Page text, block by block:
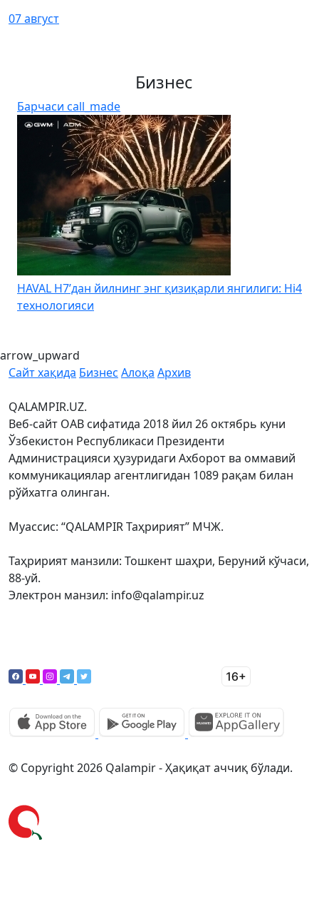
07 август
Бизнес
Барчаси call_made
Kia Uzbekistan – Kia Sonet учун йиллик 0% дан
бошланадиган муддатли тўловни эълон қилди
arrow_upward
Сайт хақида Бизнес Алоқа Архив
QALAMPIR.UZ.
Веб-сайт ОАВ сифатида 2018 йил 26 октябрь куни
Ўзбекистон Республикаси Президенти
Администрацияси ҳузуридаги Ахборот ва оммавий
коммуникациялар агентлигидан 1089 рақам билан
рўйхатга олинган.
Муассис: “QALAMPIR Таҳририят” МЧЖ.
Таҳририят манзили: Тошкент шаҳри, Беруний кўчаси,
88-уй.
Электрон манзил: info@qalampir.uz
© Copyright 2026 Qalampir - Ҳақиқат аччиқ бўлади.